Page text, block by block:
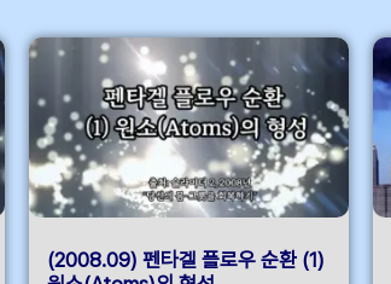
(2008.09) 펜타겔 플로우 순환 (1)